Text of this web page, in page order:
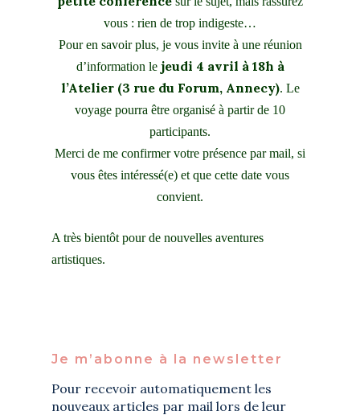
vous : rien de trop indigeste…
Pour en savoir plus, je vous invite à une réunion
d’information le jeudi 4 avril à 18h à
l’Atelier (3 rue du Forum, Annecy). Le
voyage pourra être organisé à partir de 10
participants.
Merci de me confirmer votre présence par mail, si
vous êtes intéressé(e) et que cette date vous
convient.
A très bientôt pour de nouvelles aventures
artistiques.
Je m’abonne à la newsletter
Pour recevoir automatiquement les
nouveaux articles par mail lors de leur